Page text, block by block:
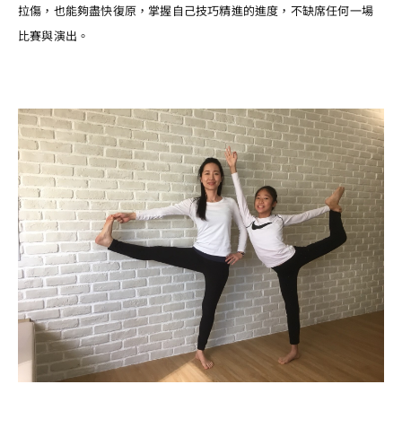
拉傷，也能夠盡快復原，掌握自己技巧精進的進度，不缺席任何一場
比賽與演出。